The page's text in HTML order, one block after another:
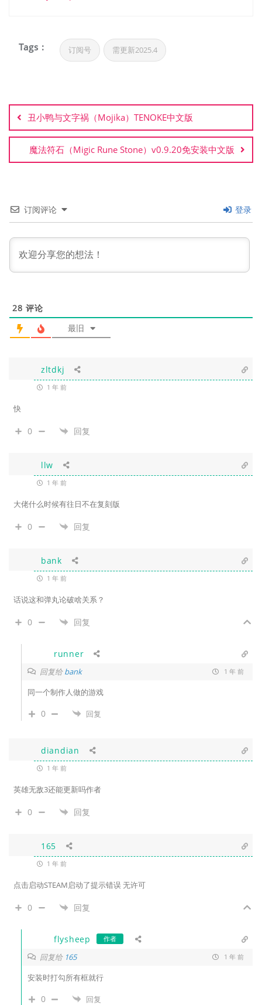
Tags : 订阅号 需更新2025.4
章
导
航
丑小鸭与文字祸（Mojika）TENOKE中文版
魔法符石（Migic Rune Stone）v0.9.20免安装中文版
订阅评论 登录
28 评论
最旧
zltdkj
1 年 前
快
0 回复
llw
1 年 前
大佬什么时候有往日不在复刻版
0 回复
bank
1 年 前
话说这和弹丸论破啥关系？
0 回复
runner
回复给bank 1 年 前
同一个制作人做的游戏
0 回复
diandian
1 年 前
英雄无敌3还能更新吗作者
0 回复
165
1 年 前
点击启动STEAM启动了提示错误 无许可
0 回复
flysheep 作者
回复给 165 1 年 前
安装时打勾所有框就行
0 回复